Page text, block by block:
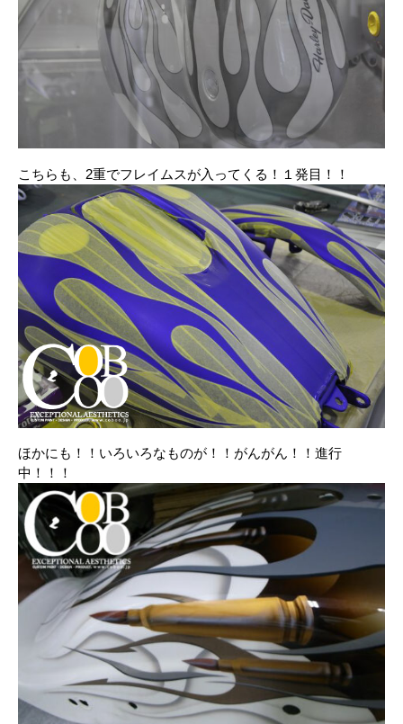
こちらも、2重でフレイムスが入ってくる！１発目！！
ほかにも！！いろいろなものが！！がんがん！！進行
中！！！